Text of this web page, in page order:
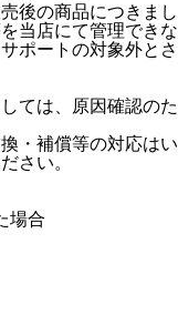
後の商品につきまし
当店にて管理できな
ポートの対象外とさ
ては、原因確認のた
・補償等の対応はい
さい。
場合